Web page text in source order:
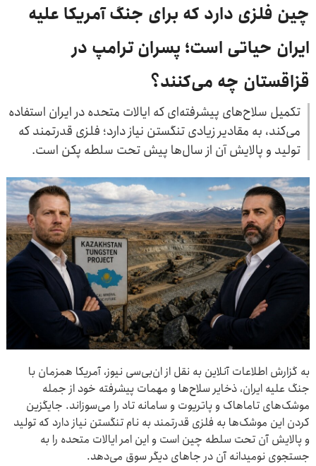
چین فلزی دارد که برای جنگ آمریکا علیه
ایران حیاتی است؛ پسران ترامپ در
قزاقستان چه می‌کنند؟
تکمیل سلاح‌های پیشرفته‌ای که ایالات متحده در ایران استفاده
می‌کند، به مقادیر زیادی تنگستن نیاز دارد؛ فلزی قدرتمند که
تولید و پالایش آن از سال‌ها پیش تحت سلطه پکن است.
به گزارش اطلاعات آنلاین به نقل از ان‌بی‌سی نیوز، آمریکا همزمان با
جنگ علیه ایران، ذخایر سلاح‌ها و مهمات پیشرفته خود از جمله
موشک‌های تاماهاک و پاتریوت و سامانه تاد را می‌سوزاند. جایگزین
کردن این موشک‌ها به فلزی قدرتمند به نام تنگستن نیاز دارد که تولید
و پالایش آن تحت سلطه چین است و این امر ایالات متحده را به
جستجوی نومیدانه آن در جاهای دیگر سوق می‌دهد.